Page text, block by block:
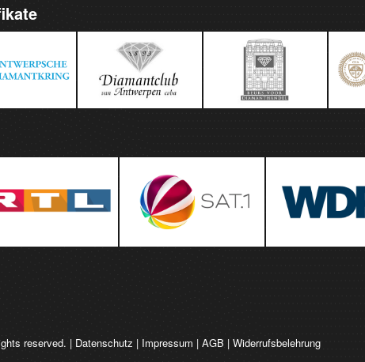
reserved. | Datenschutz | Impressum |AGB |Widerrufsbelehrung